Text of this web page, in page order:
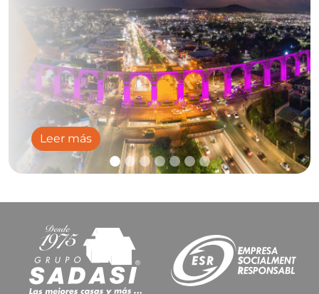
Leer más